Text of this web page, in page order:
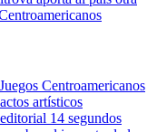
Centroamericanos
artísticos
14 segundos